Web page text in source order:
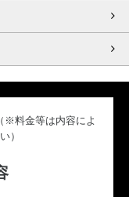
※料金等は内容によ
）